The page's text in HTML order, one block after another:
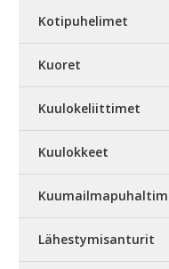
Kotipuhelimet
Kuoret
Kuulokeliittimet
Kuulokkeet
Lähestymisanturit